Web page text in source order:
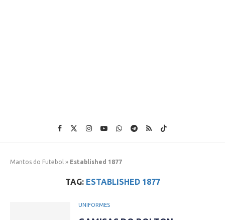
Mantos do Futebol » Established 1877
TAG: ESTABLISHED 1877
UNIFORMES